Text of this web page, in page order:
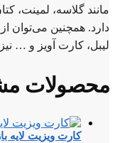
مانند گلاسه، لمینت،
دارد. همچنین می‌توان
لیبل، کارت آویز و …
محصولات
کارت ویزیت لایه